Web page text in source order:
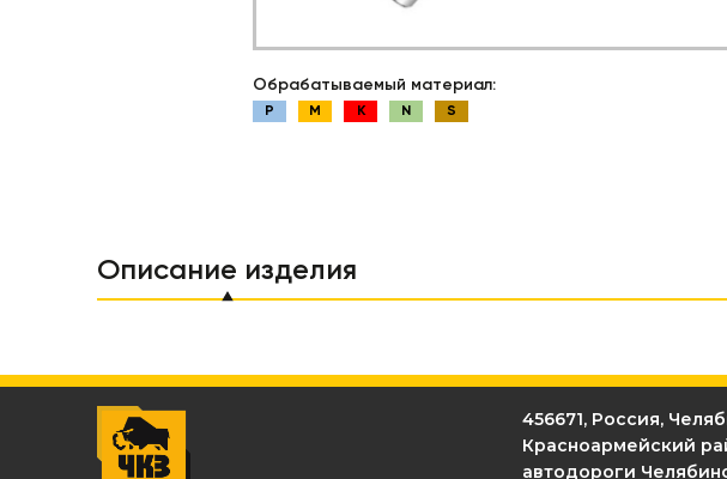
Обрабатываемый материал:
P M K N S
Описание изделия
456671, Россия,
Красноармейский
автодороги